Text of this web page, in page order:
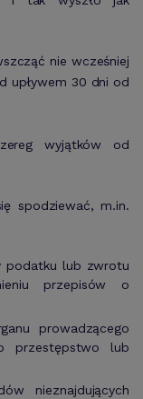
nie wcześniej
upływem 30 dni od
wyjątków od
spodziewać, m.in.
podatku lub zwrotu
przepisów o
prowadzącego
przestępstwo lub
nieznajdujących